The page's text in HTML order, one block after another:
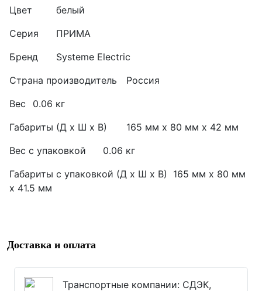
Цвет
белый
Серия
ПРИМА
Бренд
Systeme Electric
Страна производитель
Россия
Вес
0.06 кг
Габариты (Д х Ш х В)
165 мм x 80 мм x 42 мм
Вес с упаковкой
0.06 кг
Габариты с упаковкой (Д х Ш х В)
165 мм x 80 мм
x 41.5 мм
Доставка и оплата
Транспортные компании: СДЭК,